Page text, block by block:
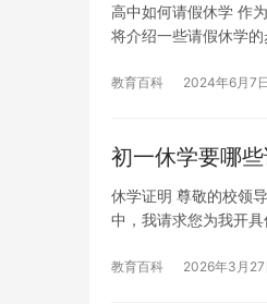
高中如何请假休学 作
将介绍一些请假休学
教育百科 2024年6月7日
初一休学要哪
休学证明 尊敬的校领
中，我请求您为我开
教育百科 2026年3月27